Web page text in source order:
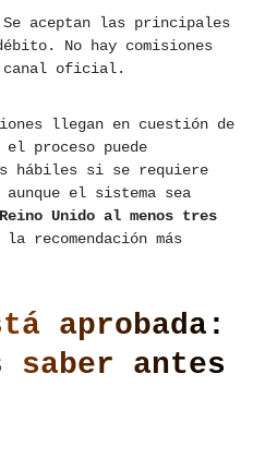
Se aceptan las principales
No hay comisiones
canal oficial.
llegan en cuestión de
el proceso puede
hábiles si se requiere
el sistema sea
Unido al menos tres
la recomendación más
aprobada:
saber antes